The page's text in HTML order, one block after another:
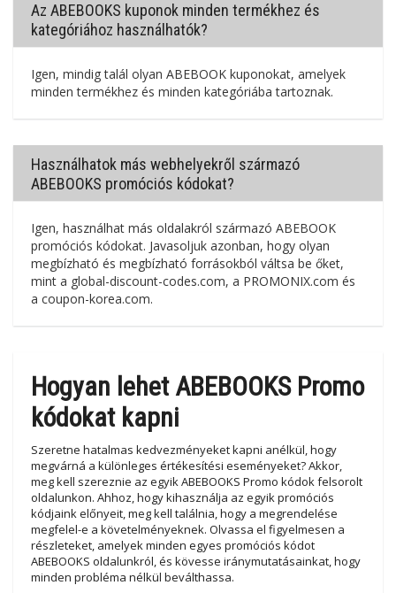
Az ABEBOOKS kuponok minden termékhez és
kategóriához használhatók?
Igen, mindig talál olyan ABEBOOK kuponokat, amelyek
minden termékhez és minden kategóriába tartoznak.
Használhatok más webhelyekről származó
ABEBOOKS promóciós kódokat?
Igen, használhat más oldalakról származó ABEBOOK
promóciós kódokat. Javasoljuk azonban, hogy olyan
megbízható és megbízható forrásokból váltsa be őket,
mint a global-discount-codes.com, a PROMONIX.com és
a coupon-korea.com.
Hogyan lehet ABEBOOKS Promo
kódokat kapni
Szeretne hatalmas kedvezményeket kapni anélkül, hogy
megvárná a különleges értékesítési eseményeket? Akkor,
meg kell szereznie az egyik ABEBOOKS Promo kódok felsorolt
oldalunkon. Ahhoz, hogy kihasználja az egyik promóciós
kódjaink előnyeit, meg kell találnia, hogy a megrendelése
megfelel-e a követelményeknek. Olvassa el figyelmesen a
részleteket, amelyek minden egyes promóciós kódot
ABEBOOKS oldalunkról, és kövesse iránymutatásainkat, hogy
minden probléma nélkül beválthassa.